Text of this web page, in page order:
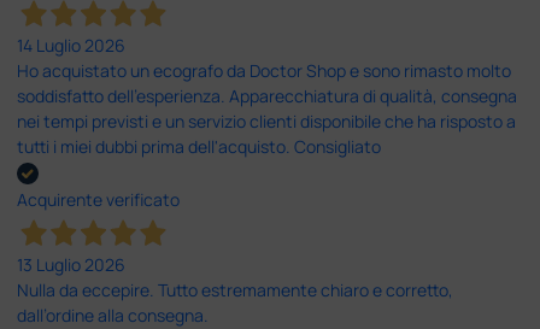
14 Luglio 2026
Ho acquistato un ecografo da Doctor Shop e sono rimasto molto
soddisfatto dell'esperienza. Apparecchiatura di qualità, consegna
nei tempi previsti e un servizio clienti disponibile che ha risposto a
tutti i miei dubbi prima dell'acquisto. Consigliato
Acquirente verificato
13 Luglio 2026
Nulla da eccepire. Tutto estremamente chiaro e corretto,
dall’ordine alla consegna.